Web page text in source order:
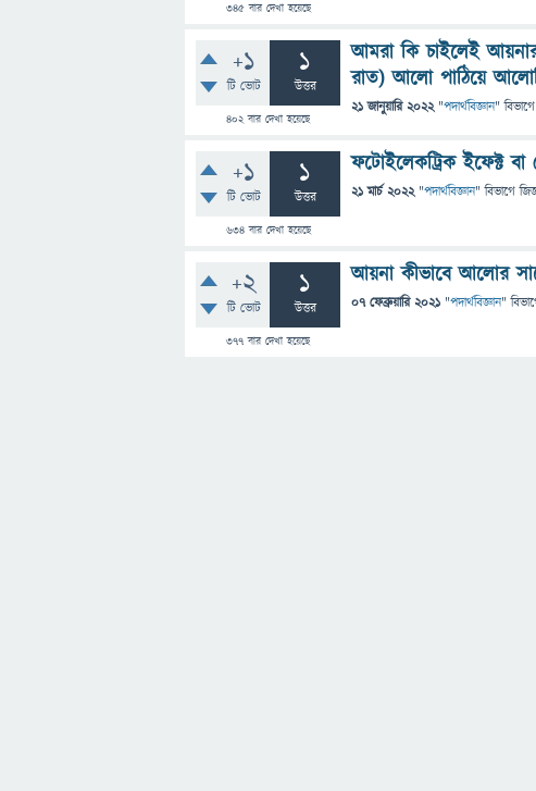
345বার দেখা হয়েছে
+1
টি ভোট
1
উত্তর
402বার দেখা হয়েছে
আমরা কি চাইলেই
রাত) আলো পাঠিয়ে
21 জানুয়ারি 2022 "পদার্থবিজ্ঞান" বিভাগে
+1
টি ভোট
1
উত্তর
634বার দেখা হয়েছে
ফটোইলেকট্রিক ইফেক্ট বা
21 মার্চ 2022 "পদার্থবিজ্ঞান" বিভাগে
+2
টি ভোট
1
উত্তর
377 বার দেখা হয়েছে
আয়না কীভাবে আলোর
07 ফেব্রুয়ারি 2021 "পদার্থবিজ্ঞান"